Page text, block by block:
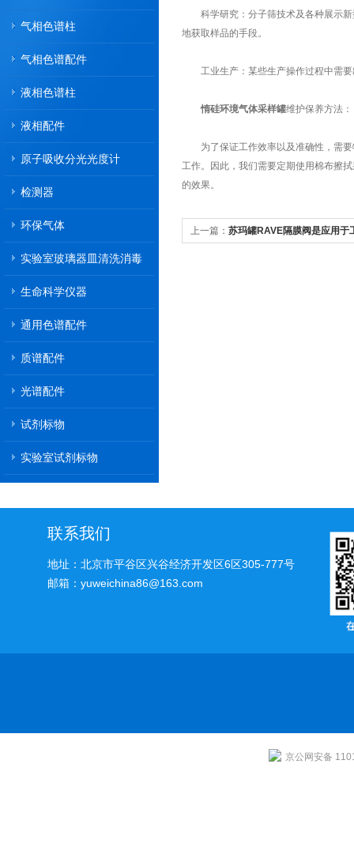
气相色谱柱
气相色谱配件
液相色谱柱
液相配件
原子吸收分光光度计
检测器
环保气体
实验室玻璃器皿清洗消毒
生命科学仪器
通用色谱配件
质谱配件
光谱配件
试剂标物
实验室试剂标物
科学研究：分子筛技术及各种展示新
地获取样品的手段。
工业生产：某些生产操作过程中需要
惰硅环境气体采样罐维护保养方法：
为了保证工作效率以及准确性，需要
工作。因此，我们需要定期使用棉布擦
的效果。
上一篇： 苏玛罐RAVE隔膜阀是应用于
联系我们
地址：北京市平谷区兴谷经济开发区6区305-777号
邮箱：yuweichina86@163.com
京公网安备